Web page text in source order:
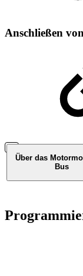
Anschließen
Über das
Bus